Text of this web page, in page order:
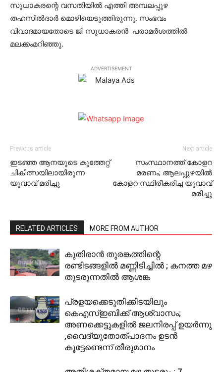
സുധാകരന്റെ വസതിയിൽ എത്തി അമ്പലപ്പുഴ
തഹസിൽദാർ മൊഴിയെടുത്തിരുന്നു. സംഭവം
വിവാദമായതോടെ ജി സുധാകരന്‍ പരാമര്‍ശത്തില്‍
മലക്കംമറിഞ്ഞു.
ADVERTISEMENT
Previous article
ഇടഞ്ഞ ആനയുടെ കുത്തേറ്റ്
ചികിത്സയിലായിരുന്ന
യുവാവ് മരിച്ചു
Next article
സംസ്ഥാനത്ത് കോളറ
മരണം; ആലപ്പുഴയിൽ
കോളറ സ്ഥിരീകരിച്ച യുവാവ്
മരിച്ചു
RELATED ARTICLES MORE FROM AUTHOR
കുതിരാൻ തുരങ്കത്തിന്റെ
രണ്ടിടങ്ങളില്‍ മണ്ണിടിച്ചിൽ ; കനത്ത മഴ
തുടരുന്നതിൽ ആശങ്ക
പ്രളയക്കെടുതിക്കിടയിലും
കെഎസ്ഇബിക്ക് ആശ്വാസം;
അണക്കെട്ടുകളിൽ ജലനിരപ്പ് ഉയര്‍ന്നു
,വൈദ്യുതോത്പാദനം ഉടൻ
കൂട്ടേണ്ടെന്ന് തീരുമാനം